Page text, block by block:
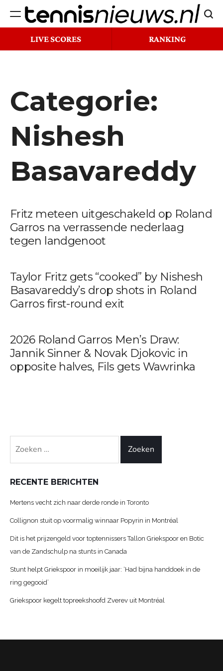
naar
Tennisnieuws.nl
LIVE SCORES RANKING
Categorie:
Nishesh
Basavareddy
Fritz meteen uitgeschakeld op Roland
Garros na verrassende nederlaag
tegen landgenoot
Taylor Fritz gets “cooked” by Nishesh
Basavareddy’s drop shots in Roland
Garros first-round exit
2026 Roland Garros Men’s Draw:
Jannik Sinner & Novak Djokovic in
opposite halves, Fils gets Wawrinka
naar:
RECENTE BERICHTEN
Mertens vecht zich naar derde ronde in Toronto
Collignon stuit op voormalig winnaar Popyrin in Montréal
Dit is het prijzengeld voor toptennissers Tallon Griekspoor en Botic
van de Zandschulp na stunts in Canada
Stunt helpt Griekspoor in moeilijk jaar: ‘Had bijna handdoek in de
ring gegooid’
Griekspoor kegelt topreekshoofd Zverev uit Montréal